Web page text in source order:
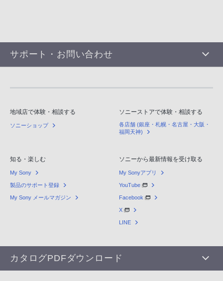
サポート・お問い合わせ
地域店で体験・相談する
ソニーショップ
ソニーストアで体験・相談する
各店舗 (銀座・札幌・名古屋・大阪・
福岡天神)
知る・楽しむ
My Sony
製品のサポート登録
My Sony メールマガジン
ソニーから最新情報を受け取る
My Sonyアプリ
YouTube
Facebook
X
LINE
カタログPDFダウンロード